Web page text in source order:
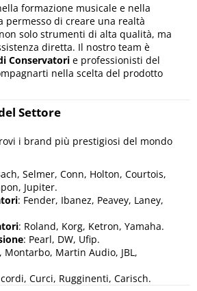
formazione musicale e nella
permesso di creare una realtà
solo strumenti di alta qualità, ma
diretta. Il nostro team è
Conservatori e professionisti del
nella scelta del prodotto
Settore
i brand più prestigiosi del mondo
Selmer, Conn, Holton, Courtois,
Jupiter.
: Fender, Ibanez, Peavey, Laney,
: Roland, Korg, Ketron, Yamaha.
: Pearl, DW, Ufip.
Montarbo, Martin Audio, JBL,
Curci, Rugginenti, Carisch.